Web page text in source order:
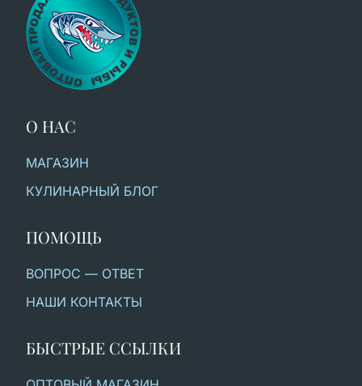
О НАС
МАГАЗИН
КУЛИНАРНЫЙ БЛОГ
ПОМОЩЬ
ВОПРОС — ОТВЕТ
НАШИ КОНТАКТЫ
БЫСТРЫЕ ССЫЛКИ